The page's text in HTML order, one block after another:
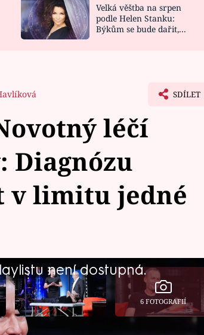
NOVINKY
VIDEORECEPTY
Velká věštba na srpen
podle Helen Stanku:
Býkům se bude dařit,
SDÍLET
léčí
Diagnózu
v limitu jedné
není dostupná.
6 FOTOGRAFIÍ